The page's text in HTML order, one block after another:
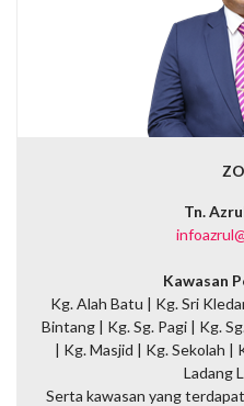
Tn.
Kawasan
Kg. Alah Batu | Kg. Sri
Bintang | Kg. Sg. Pagi | Kg.
| Kg. Masjid | Kg. Sekolah |
Ladang
Serta kawasan yang